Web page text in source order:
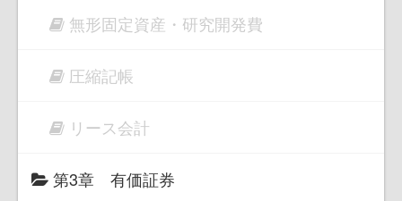
無形固定資産・研究開発費
圧縮記帳
リース会計
第3章 有価証券